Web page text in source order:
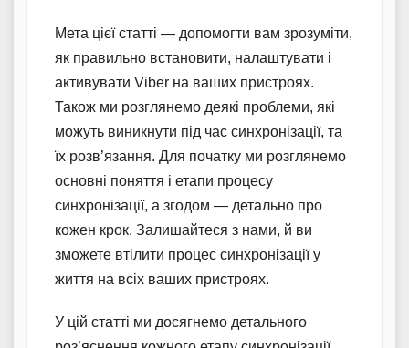
Мета цієї статті — допомогти вам зрозуміти,
як правильно встановити, налаштувати і
активувати Viber на ваших пристроях.
Також ми розглянемо деякі проблеми, які
можуть виникнути під час синхронізації, та
їх розв’язання. Для початку ми розглянемо
основні поняття і етапи процесу
синхронізації, а згодом — детально про
кожен крок. Залишайтеся з нами, й ви
зможете втілити процес синхронізації у
життя на всіх ваших пристроях.
У цій статті ми досягнемо детального